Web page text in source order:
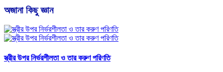
অজানা কিছু জ্ঞান
স্ত্রীর উপর নির্ভরশীলতা ও তার করুণ পরিণতি